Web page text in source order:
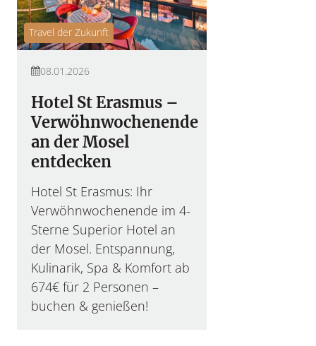
Travel der Zukunft
08.01.2026
Hotel St Erasmus –
Verwöhnwochenende
an der Mosel
entdecken
Hotel St Erasmus: Ihr
Verwöhnwochenende im 4-
Sterne Superior Hotel an
der Mosel. Entspannung,
Kulinarik, Spa & Komfort ab
674€ für 2 Personen –
buchen & genießen!